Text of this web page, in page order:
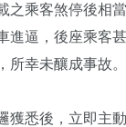
之乘客煞停後相
進逼，後座乘客
所幸未釀成事故。
獲悉後，立即主